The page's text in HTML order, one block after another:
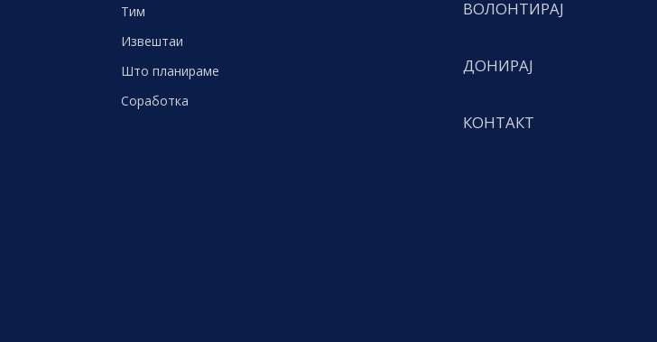
Тим
Извештаи
Што планираме
Соработка
ВОЛОНТИРАЈ
ДОНИРАЈ
КОНТАКТ